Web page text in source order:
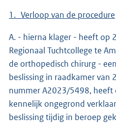
1. Verloop van de procedure
A. - hierna klager - heeft op
Regionaal Tuchtcollege te
de orthopedisch chirurg -
beslissing in raadkamer
nummer A2023/5498, heeft
kennelijk ongegrond
beslissing tijdig in beroep